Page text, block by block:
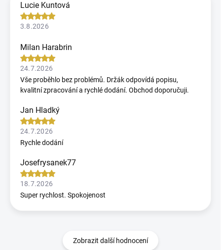
Lucie Kuntová
3.8.2026
Milan Harabrin
24.7.2026
Vše proběhlo bez problémů. Držák odpovídá popisu,
kvalitní zpracování a rychlé dodání. Obchod doporučuji.
Jan Hladký
24.7.2026
Rychle dodání
Josefrysanek77
18.7.2026
Super rychlost. Spokojenost
Zobrazit další hodnocení